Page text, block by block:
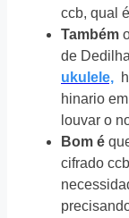
ccb, qual
Também
de
ukulele,
hinario em
louvar o
Bom é
cifrado